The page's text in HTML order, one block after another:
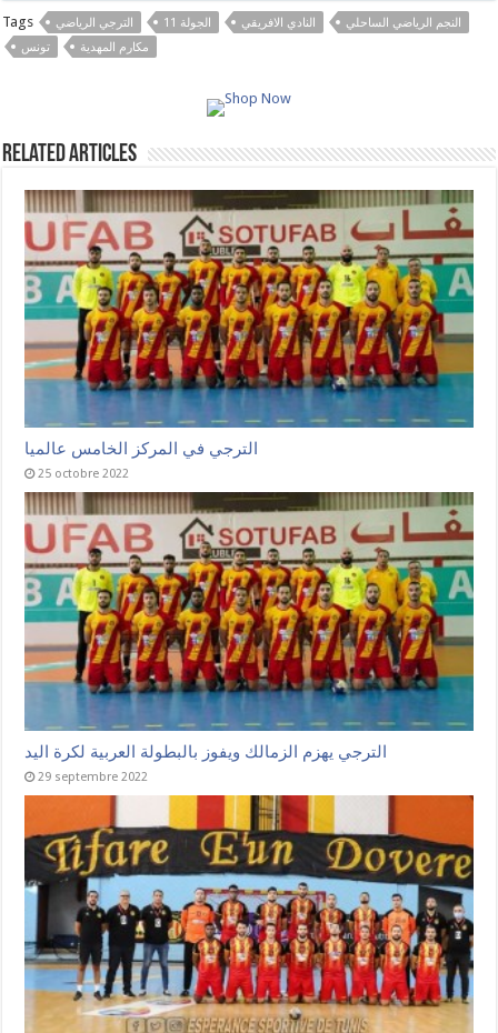
Tags الترجي الرياضي الجولة 11 النادي الافريقي
النجم الرياضي الساحلي
تونس
مكارم المهدية
Related Articles
الترجي في المركز الخامس عالميا
25 octobre 2022
الترجي يهزم الزمالك ويفوز بالبطولة العربية لكرة اليد
29 septembre 2022